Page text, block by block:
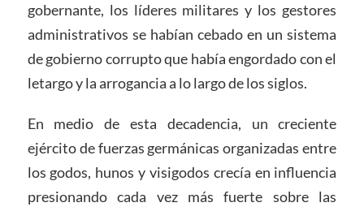
gobernante, los líderes militares y los gestores
administrativos se habían cebado en un sistema
de gobierno corrupto que había engordado con el
letargo y la arrogancia a lo largo de los siglos.
En medio de esta decadencia, un creciente
ejército de fuerzas germánicas organizadas entre
los godos, hunos y visigodos crecía en influencia
presionando cada vez más fuerte sobre las